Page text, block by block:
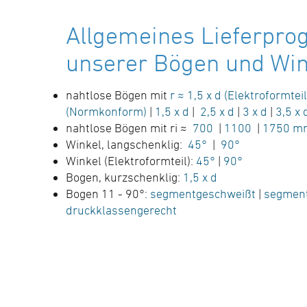
SDR-Klasse ….., Außendurchmesser d ……
(Hersteller: STAR Piping Systems
GmbH,Wesel
technische Datenblätter unter
www.star.de.com
Tel.: 0281/98414-0 oder gleichwertig)
Allgemeines
unserer Bögen und
nahtlose Bögen mit r ≈ 1,5 x d
(Normkonform) | 1,5 x d | 2,5 x d | 3 x d | 3,5 x
nahtlose Bögen mit ri ≈ 700 | 1100 | 1750
Winkel, langschenklig: 45° | 90°
Winkel (Elektroformteil): 45° | 90°
Bogen, kurzschenklig: 1,5 x d
Bogen 11 - 90°: segmentgeschweißt |
druckklassengerecht